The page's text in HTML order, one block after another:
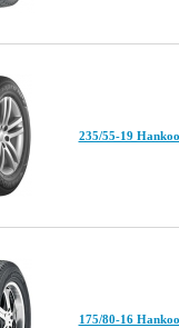
235/55-19
175/80-16